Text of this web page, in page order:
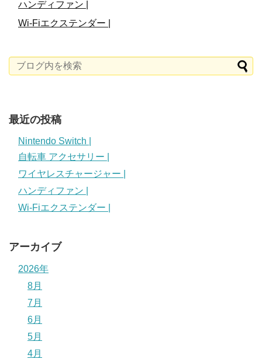
ハンディファン |
Wi-Fiエクステンダー |
最近の投稿
Nintendo Switch |
自転車 アクセサリー |
ワイヤレスチャージャー |
ハンディファン |
Wi-Fiエクステンダー |
アーカイブ
2026年
8月
7月
6月
5月
4月